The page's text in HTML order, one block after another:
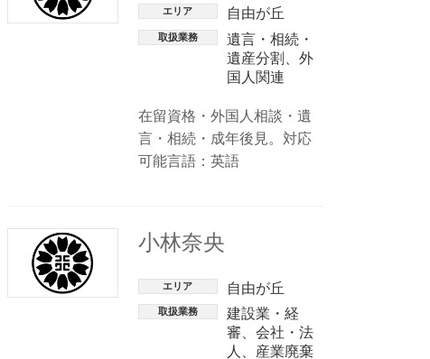
エリア 自由が丘
取扱業務
遺言・相続・
遺産分割
外
国人関連
在留資格・外国人相談・遺
言・相続・成年後見。対応
可能言語：英語
小林奈央
エリア 自由が丘
取扱業務
建設業・経
審
会社・法
人
産業廃棄